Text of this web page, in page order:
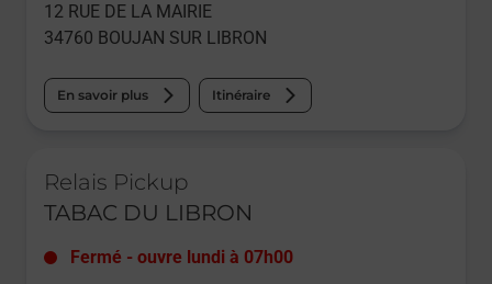
12 RUE DE LA MAIRIE
34760 BOUJAN SUR LIBRON
En savoir plus Itinéraire
Relais Pickup
TABAC DU LIBRON
Fermé - ouvre lundi à 07h00